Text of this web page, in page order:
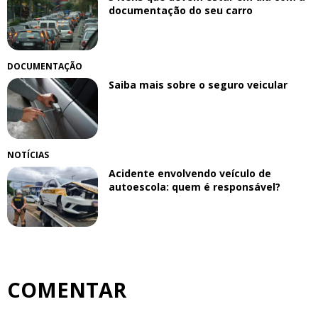
documentação do seu carro
DOCUMENTAÇÃO
Saiba mais sobre o seguro veicular
NOTÍCIAS
Acidente envolvendo veículo de
autoescola: quem é responsável?
COMENTAR